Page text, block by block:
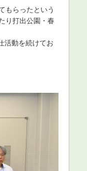
もらったという
り打出公園・春
活動を続けてお